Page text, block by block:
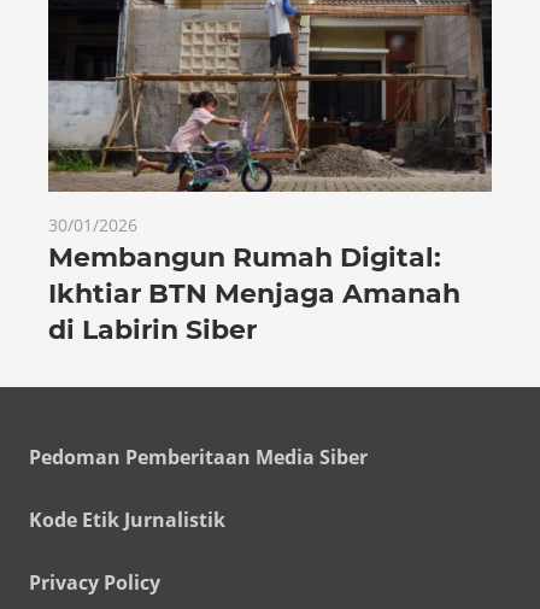
30/01/2026
Membangun Rumah Digital:
Ikhtiar BTN Menjaga Amanah
di Labirin Siber
Pedoman Pemberitaan Media Siber
Kode Etik Jurnalistik
Privacy Policy